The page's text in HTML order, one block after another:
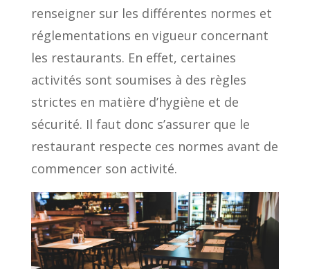
renseigner sur les différentes normes et
réglementations en vigueur concernant
les restaurants. En effet, certaines
activités sont soumises à des règles
strictes en matière d’hygiène et de
sécurité. Il faut donc s’assurer que le
restaurant respecte ces normes avant de
commencer son activité.